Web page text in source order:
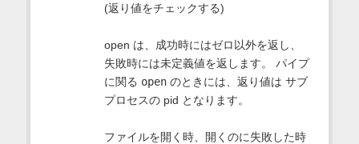
(返り値をチェックする)
open は、成功時にはゼロ以外を返し、
失敗時には未定義値を返します。 パイプ
に関る openのときには、返り値は サブ
プロセスの pid となります。
ファイルを開く時、開くのに失敗した時